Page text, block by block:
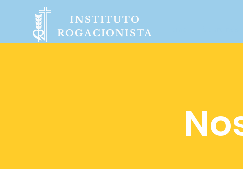
INSTITUTO
ROGACIONISTA